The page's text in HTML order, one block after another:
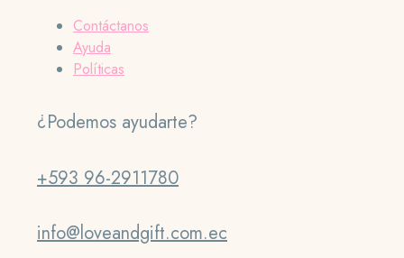
Contáctanos
Ayuda
Políticas
¿Podemos ayudarte?
+593 96-2911780
info@loveandgift.com.ec